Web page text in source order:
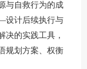
与自救行为的成
计后续执行与
决的实践工具，
规划方案、权衡